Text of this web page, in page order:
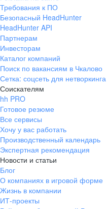
Требования к ПО
Безопасный HeadHunter
HeadHunter API
Партнерам
Инвесторам
Каталог компаний
Поиск по вакансиям в Чкалово
Сетка: соцсеть для нетворкинга
Соискателям
hh PRO
Готовое резюме
Все сервисы
Хочу у вас работать
Производственный календарь
Экспертная рекомендация
Новости и статьи
Блог
О компаниях в игровой форме
Жизнь в компании
ИТ-проекты